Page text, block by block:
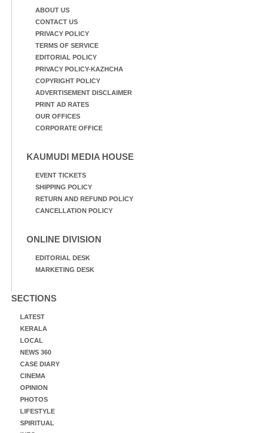
ABOUT US
CONTACT US
PRIVACY POLICY
TERMS OF SERVICE
EDITORIAL POLICY
PRIVACY POLICY-KAZHCHA
COPYRIGHT POLICY
ADVERTISEMENT DISCLAIMER
PRINT AD RATES
OUR OFFICES
CORPORATE OFFICE
KAUMUDI MEDIA HOUSE
EVENT TICKETS
SHIPPING POLICY
RETURN AND REFUND POLICY
CANCELLATION POLICY
ONLINE DIVISION
EDITORIAL DESK
MARKETING DESK
SECTIONS
LATEST
KERALA
LOCAL
NEWS 360
CASE DIARY
CINEMA
OPINION
PHOTOS
LIFESTYLE
SPIRITUAL